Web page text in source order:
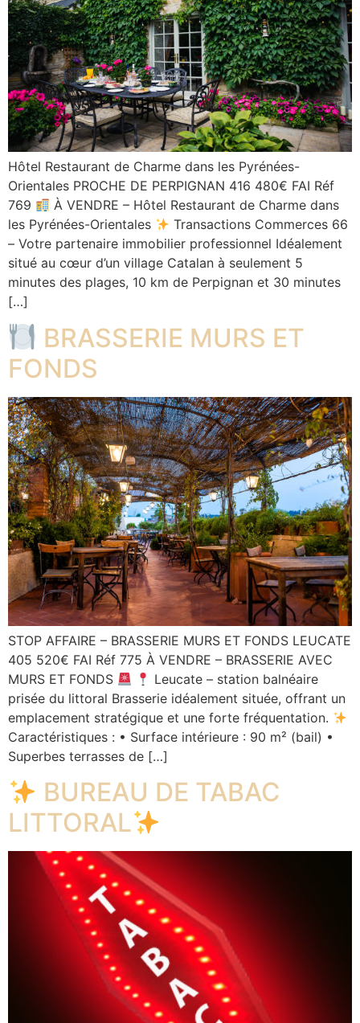
Hôtel Restaurant de Charme dans les Pyrénées-
Orientales PROCHE DE PERPIGNAN 416 480€ FAI Réf
769
À VENDRE – Hôtel Restaurant de Charme dans
les Pyrénées-Orientales
Transactions Commerces 66
– Votre partenaire immobilier professionnel Idéalement
situé au cœur d’un village Catalan à seulement 5
minutes des plages, 10 km de Perpignan et 30 minutes
[…]
BRASSERIE MURS ET
FONDS
STOP AFFAIRE – BRASSERIE MURS ET FONDS LEUCATE
405 520€ FAI Réf 775 À VENDRE – BRASSERIE AVEC
MURS ET FONDS
Leucate – station balnéaire
prisée du littoral Brasserie idéalement située, offrant un
emplacement stratégique et une forte fréquentation.
Caractéristiques : • Surface intérieure : 90 m² (bail) •
Superbes terrasses de […]
BUREAU DE TABAC
LITTORAL